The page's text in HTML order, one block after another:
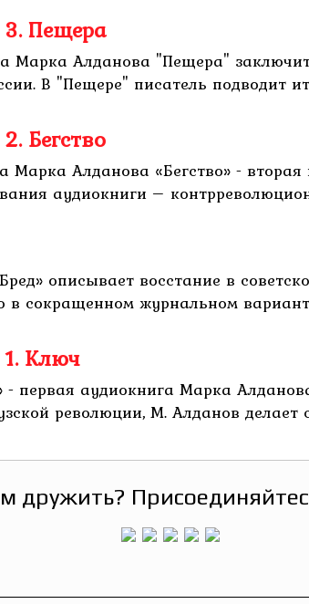
Пещера
Алданова "Пещера"
В "Пещере" писатель подводит
Бегство
Алданова «Бегство» -
аудиокниги –
описывает восстание в
в сокращенном журнальном
Ключ
аудиокнига Марка
революции, М. Алданов делает
дружить?